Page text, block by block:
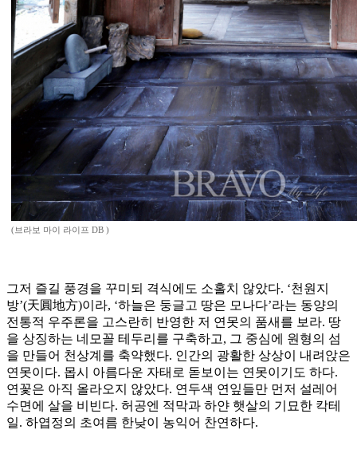
(브라보 마이 라이프 DB )
그저 즐길 풍경을 꾸미되 격식에도 소홀치 않았다. ‘천원지
방’(天圓地方)이라, ‘하늘은 둥글고 땅은 모나다’라는 동양의
전통적 우주론을 고스란히 반영한 저 연못의 품새를 보라. 땅
을 상징하는 네모꼴 테두리를 구축하고, 그 중심에 원형의 섬
을 만들어 천상계를 축약했다. 인간의 광활한 상상이 내려앉은
연못이다. 몹시 아름다운 자태로 돋보이는 연못이기도 하다.
연꽃은 아직 올라오지 않았다. 연두색 연잎들만 먼저 설레어
수면에 살을 비빈다. 허공엔 적막과 하얀 햇살의 기묘한 칵테
일. 하엽정의 초여름 한낮이 농익어 찬연하다.